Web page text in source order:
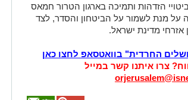
הזדהות ותמיכה בארגון הטרור חמאס
על מנת לשמור על הביטחון והסדר, לצד
אזרחי מדינת ישראל.
החרדית" בוואטסאפ לחצו כאן
צרו איתנו קשר במייל